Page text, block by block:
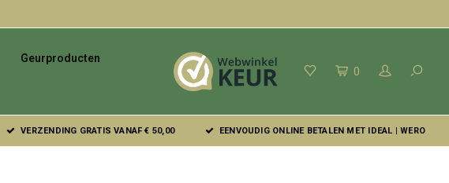
Geurproducten
0
VERZENDING GRATIS VANAF € 50,00 EENVOUDIG ONLINE BETALEN MET IDEAL | WERO